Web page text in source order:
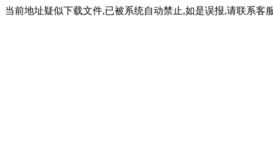
当前地址疑似下载文件,已被系统自动禁止,如是误报,请联系客